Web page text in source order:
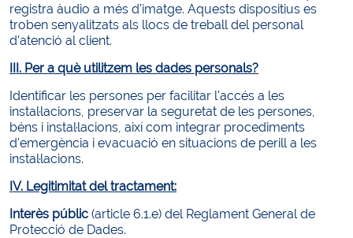
registra àudio a més d'imatge. Aquests dispositius es
troben senyalitzats als llocs de treball del personal
d'atenció al client.
III. Per a què utilitzem les dades personals?
Identificar les persones per facilitar l'accés a les
instal·lacions, preservar la seguretat de les persones,
béns i instal·lacions, així com integrar procediments
d'emergència i evacuació en situacions de perill a les
instal·lacions.
IV. Legitimitat del tractament:
Interès públic (article 6.1.e) del Reglament General de
Protecció de Dades.